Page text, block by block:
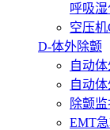
呼吸
空压机
D-体外除颤
自动
自动
除颤
EMT